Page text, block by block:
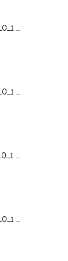
...
...
...
...